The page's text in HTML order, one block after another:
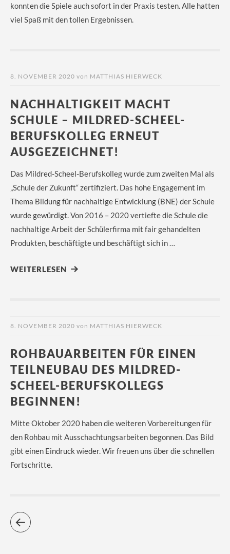
konnten die Spiele auch sofort in der Praxis testen. Alle hatten
viel Spaß mit den tollen Ergebnissen.
8. NOVEMBER 2020 von MATTHIAS HIERWECK
NACHHALTIGKEIT MACHT
SCHULE – MILDRED-SCHEEL-
BERUFSKOLLEG ERNEUT
AUSGEZEICHNET!
Das Mildred-Scheel-Berufskolleg wurde zum zweiten Mal als
„Schule der Zukunft“ zertifiziert. Das hohe Engagement im
Thema Bildung für nachhaltige Entwicklung (BNE) der Schule
wurde gewürdigt. Von 2016 – 2020 vertiefte die Schule die
nachhaltige Arbeit der Schülerfirma mit fair gehandelten
Produkten, beschäftigte und beschäftigt sich in …
WEITERLESEN
8. NOVEMBER 2020 von MATTHIAS HIERWECK
ROHBAUARBEITEN FÜR EINEN
TEILNEUBAU DES MILDRED-
SCHEEL-BERUFSKOLLEGS
BEGINNEN!
Mitte Oktober 2020 haben die weiteren Vorbereitungen für
den Rohbau mit Ausschachtungsarbeiten begonnen. Das Bild
gibt einen Eindruck wieder. Wir freuen uns über die schnellen
Fortschritte.